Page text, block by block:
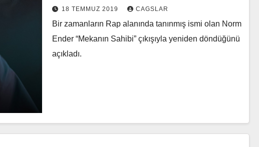
18 TEMMUZ 2019 CAGSLAR
Bir zamanların Rap alanında tanınmış ismi olan Norm
Ender “Mekanın Sahibi” çıkışıyla yeniden döndüğünü
açıkladı.